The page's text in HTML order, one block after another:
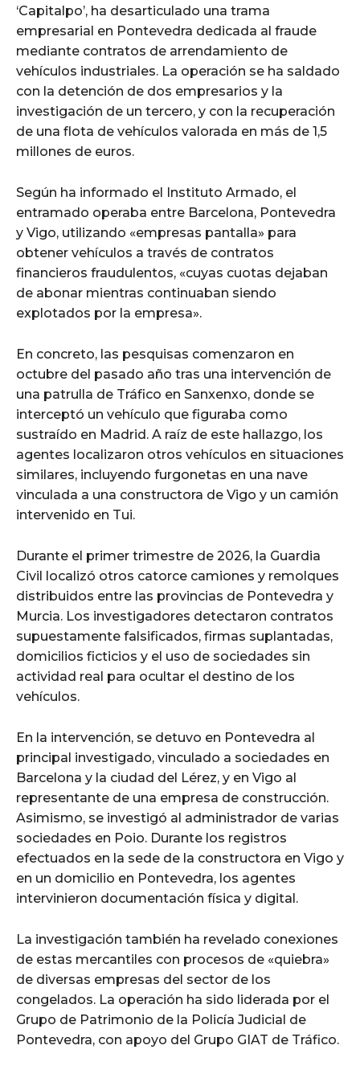
‘Capitalpo’, ha desarticulado una trama
empresarial en Pontevedra dedicada al fraude
mediante contratos de arrendamiento de
vehículos industriales. La operación se ha saldado
con la detención de dos empresarios y la
investigación de un tercero, y con la recuperación
de una flota de vehículos valorada en más de 1,5
millones de euros.
Según ha informado el Instituto Armado, el
entramado operaba entre Barcelona, Pontevedra
y Vigo, utilizando «empresas pantalla» para
obtener vehículos a través de contratos
financieros fraudulentos, «cuyas cuotas dejaban
de abonar mientras continuaban siendo
explotados por la empresa».
En concreto, las pesquisas comenzaron en
octubre del pasado año tras una intervención de
una patrulla de Tráfico en Sanxenxo, donde se
interceptó un vehículo que figuraba como
sustraído en Madrid. A raíz de este hallazgo, los
agentes localizaron otros vehículos en situaciones
similares, incluyendo furgonetas en una nave
vinculada a una constructora de Vigo y un camión
intervenido en Tui.
Durante el primer trimestre de 2026, la Guardia
Civil localizó otros catorce camiones y remolques
distribuidos entre las provincias de Pontevedra y
Murcia. Los investigadores detectaron contratos
supuestamente falsificados, firmas suplantadas,
domicilios ficticios y el uso de sociedades sin
actividad real para ocultar el destino de los
vehículos.
En la intervención, se detuvo en Pontevedra al
principal investigado, vinculado a sociedades en
Barcelona y la ciudad del Lérez, y en Vigo al
representante de una empresa de construcción.
Asimismo, se investigó al administrador de varias
sociedades en Poio. Durante los registros
efectuados en la sede de la constructora en Vigo y
en un domicilio en Pontevedra, los agentes
intervinieron documentación física y digital.
La investigación también ha revelado conexiones
de estas mercantiles con procesos de «quiebra»
de diversas empresas del sector de los
congelados. La operación ha sido liderada por el
Grupo de Patrimonio de la Policía Judicial de
Pontevedra, con apoyo del Grupo GIAT de Tráfico.